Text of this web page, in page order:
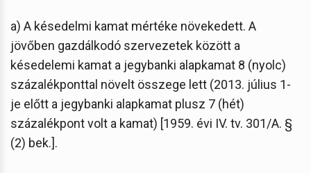
a) A késedelmi kamat mértéke növekedett. A
jövőben gazdálkodó szervezetek között a
késedelemi kamat a jegybanki alapkamat 8 (nyolc)
százalékponttal növelt összege lett (2013. július 1-
je előtt a jegybanki alapkamat plusz 7 (hét)
százalékpont volt a kamat) [1959. évi IV. tv. 301/A. §
(2) bek.].